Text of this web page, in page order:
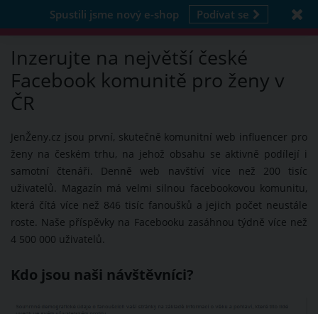
Spustili jsme nový e-shop Podívat se
Inzerujte na největší české
Facebook komunitě pro ženy v
ČR
JenŽeny.cz jsou první, skutečně komunitní web influencer pro
ženy na českém trhu, na jehož obsahu se aktivně podílejí i
samotní čtenáři. Denně web navštíví více než 200 tisíc
uživatelů. Magazín má velmi silnou facebookovou komunitu,
která čítá více než 846 tisíc fanoušků a jejich počet neustále
roste. Naše příspěvky na Facebooku zasáhnou týdně více než
4 500 000 uživatelů.
Kdo jsou naši návštěvníci?